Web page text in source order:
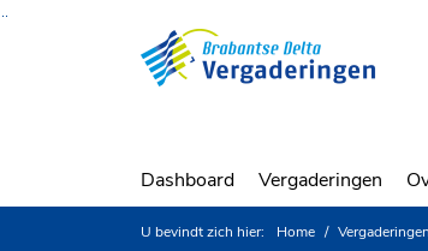
Ga naar de inhoud van deze pagina
Dashboard Vergaderingen
U bevindt zich hier: Home Vergaderingen